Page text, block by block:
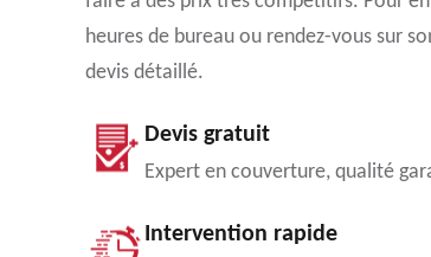
heures de bureau ou rendez-vous sur
devis détaillé.
Devis gratuit
Expert en couverture, qualité
Intervention rapide